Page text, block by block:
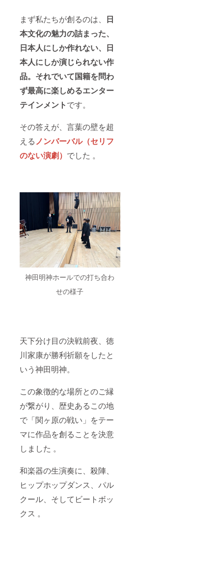
まず私たちが創るのは、 日
本文化の魅力の詰まった、
日本人にしか作れない、日
本人にしか演じられない作
品。それでいて国籍を問わ
ず最高に楽しめるエンター
テインメントです。
その答えが、言葉の壁を超
えるノンバーバル（セリフ
のない演劇） でした 。
神田明神ホールでの打ち合わ
せの様子
天下分け目の決戦前夜、徳
川家康が勝利祈願をしたと
いう神田明神。
この象徴的な場所とのご縁
が繋がり、歴史あるこの地
で「関ヶ原の戦い」をテー
マに作品を創ることを決意
しました 。
和楽器の生演奏に、殺陣、
ヒップホップダンス、パル
クール、そしてビートボッ
クス 。